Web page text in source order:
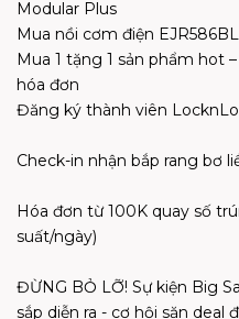
Modular Plus​
Mua nồi cơm điện
Mua 1 tặng 1 sản phẩm hot
hóa đơn​
Đăng ký thành viên
Check-in nhận bắp rang bơ
Hóa đơn từ 100K quay số
suất/ngày)​
ĐỪNG BỎ LỠ! Sự kiện Big
sắp diễn ra - cơ hội săn deal